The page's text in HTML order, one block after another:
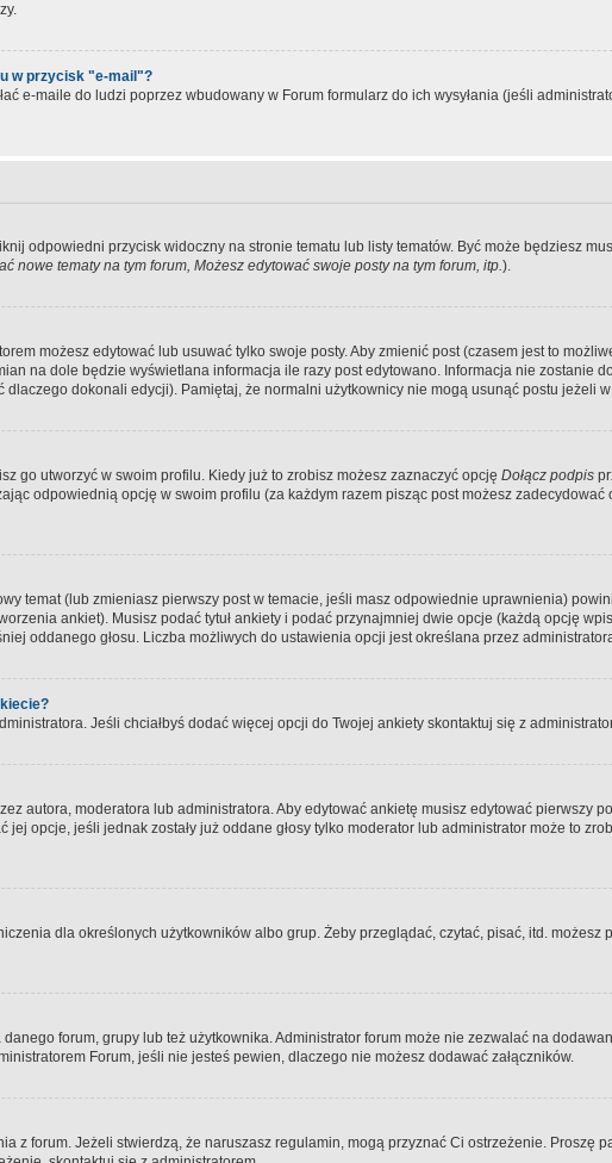
w przycisk "e-mail"?
e-maile do ludzi poprzez wbudowany w Forum formularz do ich wysyłania (jeśli
odpowiedni przycisk widoczny na stronie tematu lub listy tematów. Być może będziesz
nowe tematy na tym forum, Możesz edytować swoje posty na tym forum, itp.).
możesz edytować lub usuwać tylko swoje posty. Aby zmienić post (czasem jest to
na dole będzie wyświetlana informacja ile razy post edytowano. Informacja nie zostanie
dokonali edycji). Pamiętaj, że normalni użytkownicy nie mogą usunąć postu jeżeli
go utworzyć w swoim profilu. Kiedy już to zrobisz możesz zaznaczyć opcję Dołącz podpis
odpowiednią opcję w swoim profilu (za każdym razem pisząc post możesz
temat (lub zmieniasz pierwszy post w temacie, jeśli masz odpowiednie uprawnienia)
ankiet). Musisz podać tytuł ankiety i podać przynajmniej dwie opcje (każdą opcję
oddanego głosu. Liczba możliwych do ustawienia opcji jest określana przez
Jeśli chciałbyś dodać więcej opcji do Twojej ankiety skontaktuj się z
autora, moderatora lub administratora. Aby edytować ankietę musisz edytować pierwszy
opcje, jeśli jednak zostały już oddane głosy tylko moderator lub administrator może to
dla określonych użytkowników albo grup. Żeby przeglądać, czytać, pisać, itd.
forum, grupy lub też użytkownika. Administrator forum może nie zezwalać na
Forum, jeśli nie jesteś pewien, dlaczego nie możesz dodawać załączników.
z forum. Jeżeli stwierdzą, że naruszasz regulamin, mogą przyznać Ci ostrzeżenie.